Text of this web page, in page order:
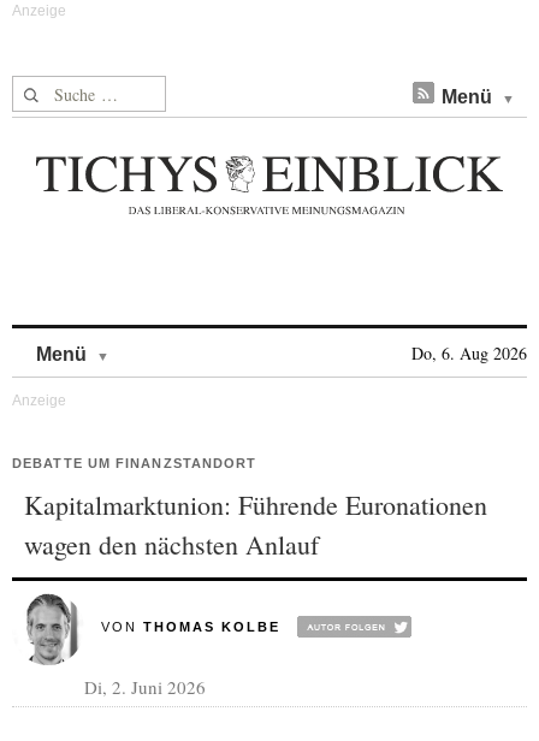
Suche nach: Menü
Menü Do, 6. Aug 2026
DEBATTE UM FINANZSTANDORT
Kapitalmarktunion: Führende Euronationen
wagen den nächsten Anlauf
VON THOMAS KOLBE
Di, 2. Juni 2026